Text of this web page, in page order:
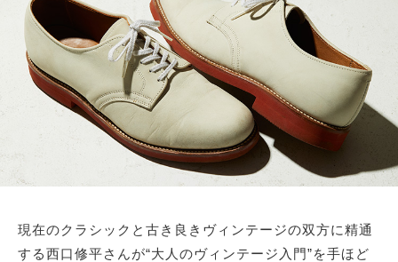
現在のクラシックと古き良きヴィンテージの双方に精通
する西口修平さんが“大人のヴィンテージ入門”を手ほど